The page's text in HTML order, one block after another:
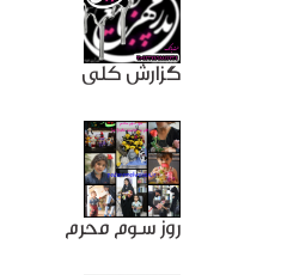
گزارش کلی
روز سوم محرم